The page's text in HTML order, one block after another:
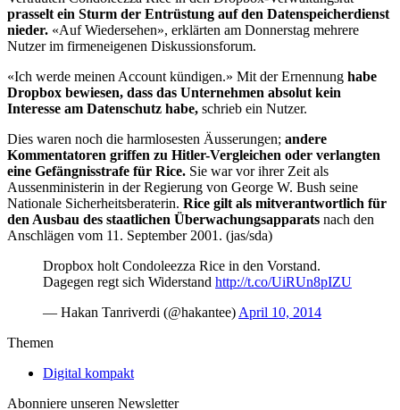
prasselt ein Sturm der Entrüstung auf den Datenspeicherdienst
nieder. «Auf Wiedersehen», erklärten am Donnerstag mehrere
Nutzer im firmeneigenen Diskussionsforum.
«Ich werde meinen Account kündigen.» Mit der Ernennung habe
Dropbox bewiesen, dass das Unternehmen absolut kein
Interesse am Datenschutz habe, schrieb ein Nutzer.
Dies waren noch die harmlosesten Äusserungen; andere
Kommentatoren griffen zu Hitler-Vergleichen oder verlangten
eine Gefängnisstrafe für Rice. Sie war vor ihrer Zeit als
Aussenministerin in der Regierung von George W. Bush seine
Nationale Sicherheitsberaterin. Rice gilt als mitverantwortlich für
den Ausbau des staatlichen Überwachungsapparats nach den
Anschlägen vom 11. September 2001. (jas/sda)
Dropbox holt Condoleezza Rice in den Vorstand.
Dagegen regt sich Widerstand http://t.co/UiRUn8pIZU
— Hakan Tanriverdi (@hakantee) April 10, 2014
Themen
Digital kompakt
Abonniere unseren Newsletter